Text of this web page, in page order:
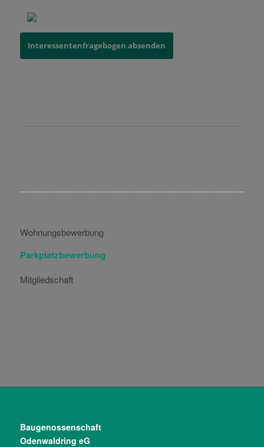
Wohnungsbewerbung
Parkplatzbewerbung
Mitgliedschaft
Bau­genossen­schaft
Odenwaldring eG